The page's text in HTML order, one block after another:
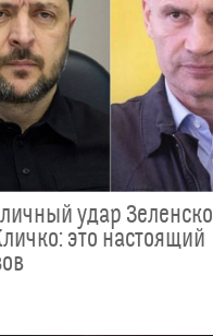
удар
это настоящий